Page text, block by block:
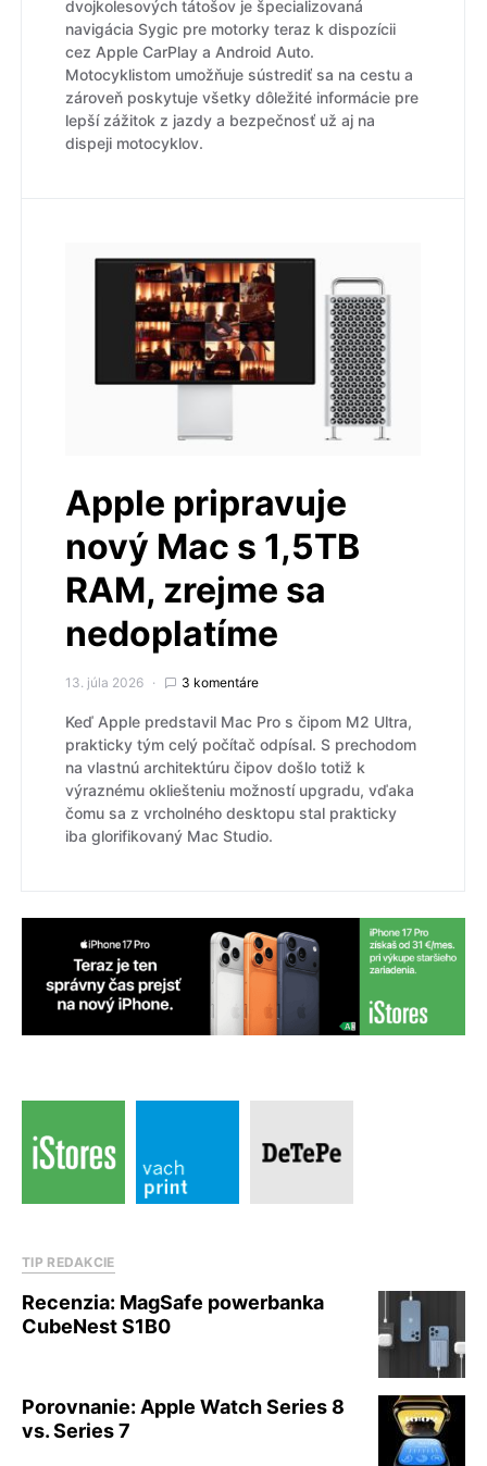
dvojkolesových tátošov je špecializovaná
navigácia Sygic pre motorky teraz k dispozícii
cez Apple CarPlay a Android Auto.
Motocyklistom umožňuje sústrediť sa na cestu a
zároveň poskytuje všetky dôležité informácie pre
lepší zážitok z jazdy a bezpečnosť už aj na
dispeji motocyklov.
Apple pripravuje
nový Mac s 1,5TB
RAM, zrejme sa
nedoplatíme
13. júla 2026 3 komentáre
Keď Apple predstavil Mac Pro s čipom M2 Ultra,
prakticky tým celý počítač odpísal. S prechodom
na vlastnú architektúru čipov došlo totiž k
výraznému okliešteniu možností upgradu, vďaka
čomu sa z vrcholného desktopu stal prakticky
iba glorifikovaný Mac Studio.
TIP REDAKCIE
Recenzia: MagSafe powerbanka
CubeNest S1B0
Porovnanie: Apple Watch Series 8
vs. Series 7